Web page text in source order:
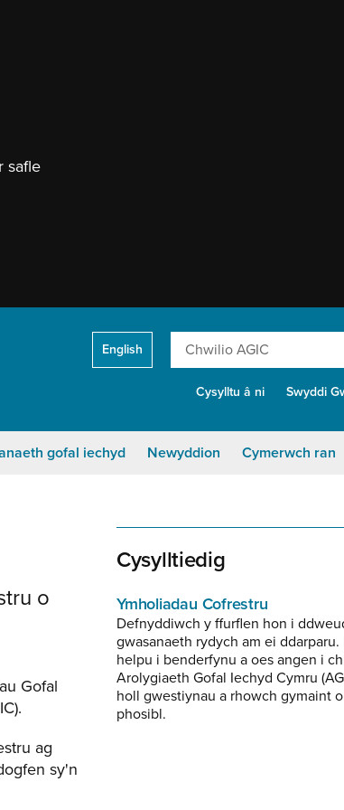
safle
English
Cysylltu â ni Swyddi
gofal iechyd Newyddion Cymerwch ran
o
Gofal
ag
sy'n
Cysylltiedig
Ymholiadau Cofrestru
Defnyddiwch y ffurflen hon i
gwasanaeth rydych am ei ddarparu.
helpu i benderfynu a oes angen i
Arolygiaeth Gofal Iechyd Cymru
holl gwestiynau a rhowch
phosibl.